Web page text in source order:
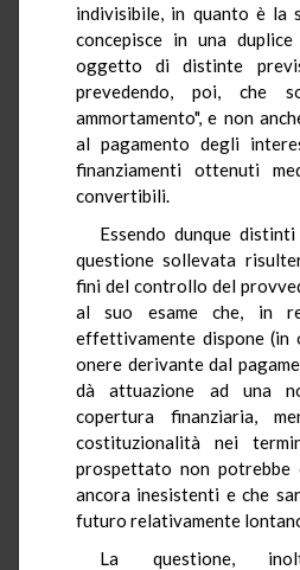
indivisibile, in quanto è la
concepisce in una
oggetto di distinte
prevedendo, poi, che
ammortamento", e non
al pagamento degli
finanziamenti ottenuti
convertibili.
Essendo dunque
questione sollevata
fini del controllo del
al suo esame che, in
effettivamente dispone (in
onere derivante dal
dà attuazione ad una
copertura finanziaria,
costituzionalità nei
prospettato non
ancora inesistenti e che
futuro relativamente
La questione,